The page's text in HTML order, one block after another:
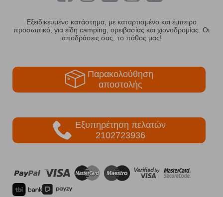
Εξειδικευμένο κατάστημα, με καταρτισμένο και έμπειρο
προσωπικό, για είδη camping, ορειβασίας και χιονοδρομίας. Οι
αποδράσεις σας, το πάθος μας!
Παρακολούθηση
αποστολής
Εξυπηρέτηση πελατών
2102723936